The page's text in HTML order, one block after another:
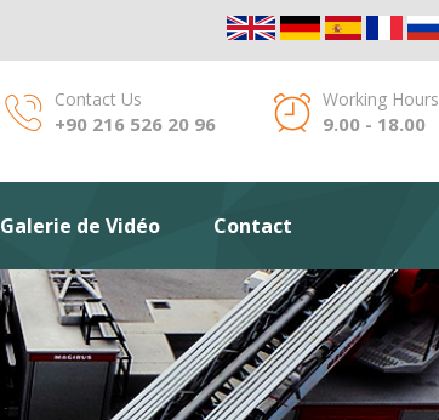
Contact Us
+90 216 526 20 96
Working Hours
9.00 - 18.00
Galerie de Vidéo Contact